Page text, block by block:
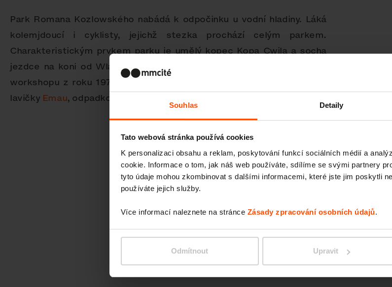
Souhlas Detaily
Tato webová stránka používá cookies
K personalizaci obsahu a reklam, poskytování funkcí sociálních médií a
cookie. Informace o tom, jak náš web používáte, sdílíme se svými partnery
tyto údaje mohou zkombinovat s dalšími informacemi, které jste jim poskytli
používáte jejich služby.
Více informací naleznete na stránce Zásady zpracování osobních údajů.
Odmítnout Upravit
Park Romana Kozlowského nabádá k odpočinku u vodní hladiny. Láká
kolemjdoucí i cyklisty, jejichž stezka prochází celým parkem.
Charakteristickým prvkem parku je umělý kopec Kopa Cwila a socha
jezdce na koni od Wladyslawa Trojana. Ta je výsledkem sochařského
workshopu z roku 1977. Minulý rok přistály do parku i naše
lavičky Emau, odpadkové koše